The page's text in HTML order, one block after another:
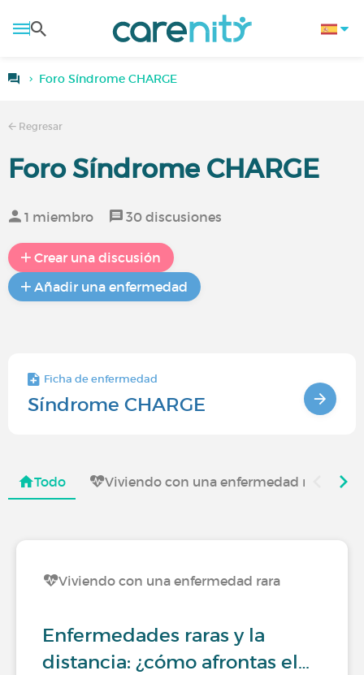
Foro Síndrome CHARGE
Regresar
Foro Síndrome CHARGE
1 miembro 30 discusiones
Crear una discusión
Añadir una enfermedad
Ficha de enfermedad
Síndrome CHARGE
Todo Viviendo con una enfermedad rara
Viviendo con una enfermedad rara
Enfermedades raras y la
distancia: ¿cómo afrontas el…